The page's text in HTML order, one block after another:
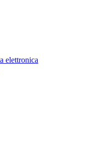
elettronica